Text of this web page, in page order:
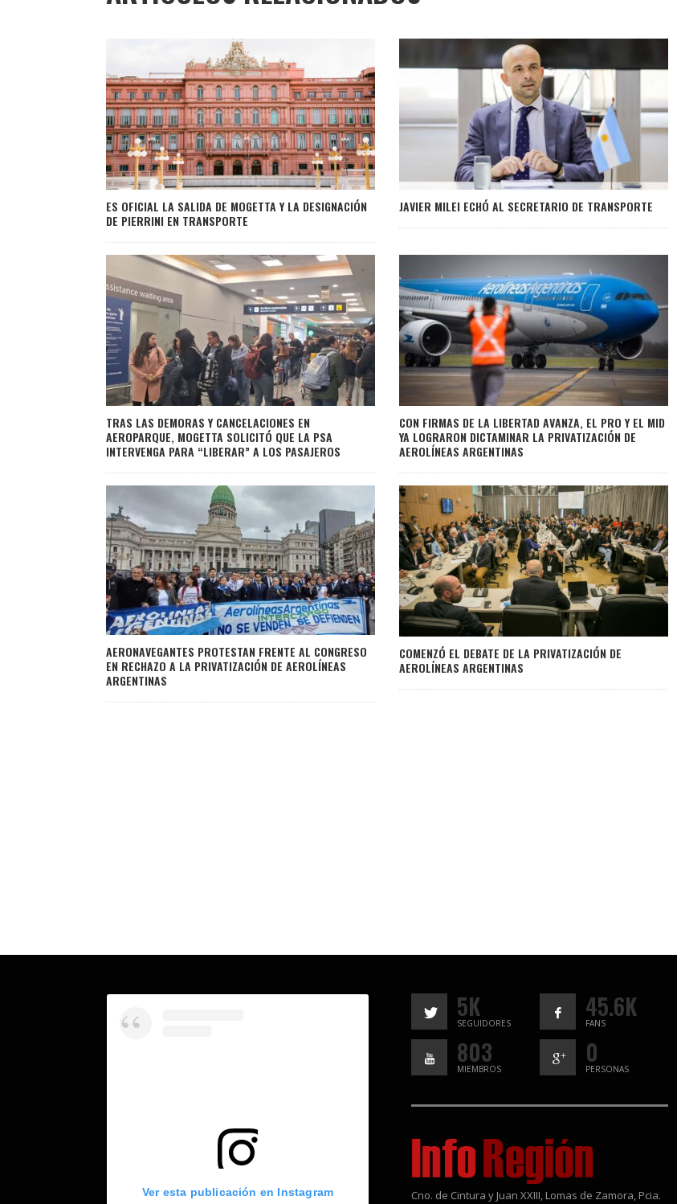
ES OFICIAL LA SALIDA DE MOGETTA Y LA DESIGNACIÓN
DE PIERRINI EN TRANSPORTE
JAVIER MILEI ECHÓ AL SECRETARIO DE TRANSPORTE
TRAS LAS DEMORAS Y CANCELACIONES EN
AEROPARQUE, MOGETTA SOLICITÓ QUE LA PSA
INTERVENGA PARA “LIBERAR” A LOS PASAJEROS
CON FIRMAS DE LA LIBERTAD AVANZA, EL PRO Y EL MID
YA LOGRARON DICTAMINAR LA PRIVATIZACIÓN DE
AEROLÍNEAS ARGENTINAS
AERONAVEGANTES PROTESTAN FRENTE AL CONGRESO
EN RECHAZO A LA PRIVATIZACIÓN DE AEROLÍNEAS
ARGENTINAS
COMENZÓ EL DEBATE DE LA PRIVATIZACIÓN DE
AEROLÍNEAS ARGENTINAS
Ver esta publicación en Instagram
5K
SEGUIDORES
45.6K
FANS
803
MIEMBROS
0
PERSONAS
Cno. de Cintura y Juan XXIII, Lomas de Zamora, Pcia.